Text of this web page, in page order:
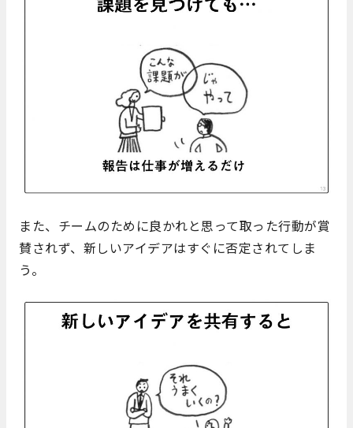
また、チームのために良かれと思って取った行動が賞
賛されず、新しいアイデアはすぐに否定されてしま
う。